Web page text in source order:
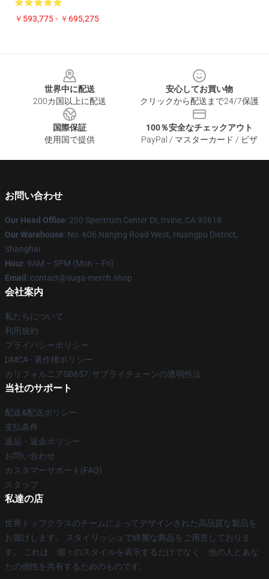
￥593,775 - ￥695,275
世界中に配送
200カ国以上に配送
安心してお買い物
クリックから配送まで24/7保護
国際保証
使用国で提供
100％安全なチェックアウト
PayPal / マスターカード / ビザ
お問い合わせ
Our Head Office: 200 Spectrum Center Dr, Irvine, CA 92618
Our Warehouse: No. 606 Nanjing Road West, Huangpu District,
Shanghai
Hour: 9AM – 5PM (Mon – Fri)
Email : contact@suga-merch.shop
会社案内
私たちについて
利用規約
プライバシーポリシー
DMCA - 著作権ポリシー
カリフォルニアSB657: サプライチェーンの透明性法
当社のサポート
配送&配送ポリシー
支払条件
返品・返金ポリシー
お問い合わせ
カスタマーサポート(FAQ)
スタッフ
私達の店
世界トップクラスのチームによってデザインされた高品質な製品を
お届けします。 スタイリッシュで綺麗な商品をご用意しておりま
す。 これは、個々のスタイルを表示するだけでなく、他の人とあな
たの個性を共有するためのものです。